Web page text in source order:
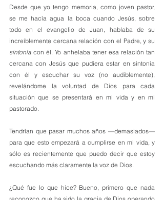
Desde que yo tengo memoria, como joven pastor,
se me hacía agua la boca cuando Jesús, sobre
todo en el evangelio de Juan, hablaba de su
sintonía con él. Yo anhelaba tener esa relación tan
cercana con Jesús que pudiera estar en sintonía
con él y escuchar su voz (no audiblemente),
revelándome la voluntad de Dios para cada
situación que se presentará en mi vida y en mi
pastorado.
Tendrían que pasar muchos años —demasiados—
para que esto empezará a cumplirse en mi vida, y
sólo es recientemente que puedo decir que estoy
escuchando más claramente la voz de Dios.
¿Qué fue lo que hice? Bueno, primero que nada